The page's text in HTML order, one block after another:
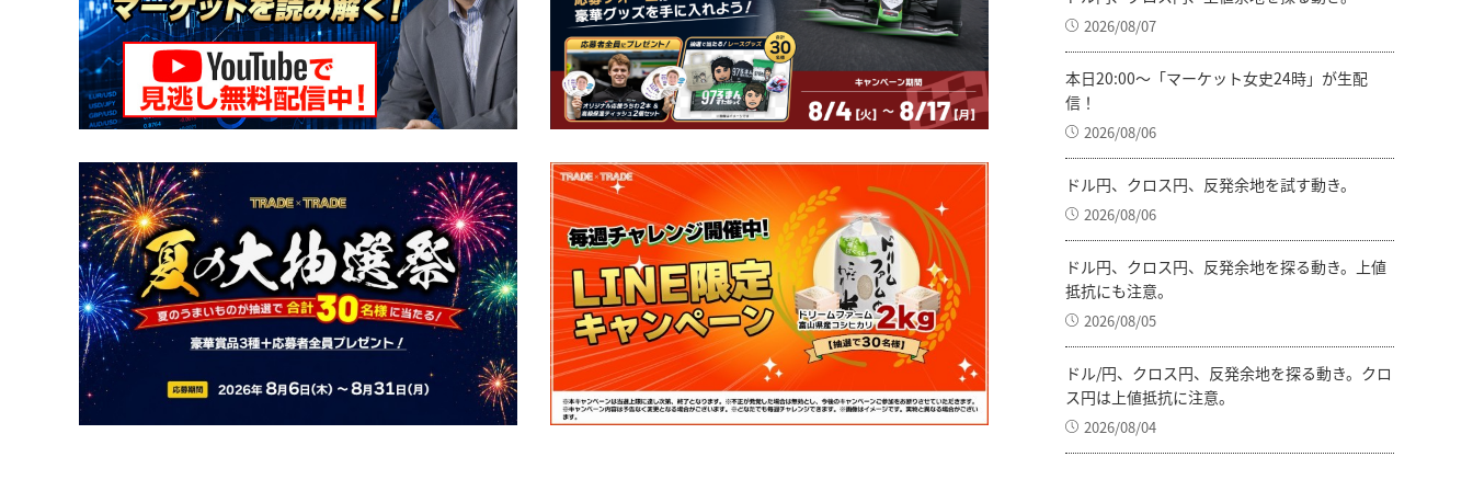
2026/08/07
本日20:00～「マーケット女史24時」が生配
信！
2026/08/06
ドル円、クロス円、反発余地を試す動き。
2026/08/06
ドル円、クロス円、反発余地を探る動き。上値
抵抗にも注意。
2026/08/05
ドル/円、クロス円、反発余地を探る動き。クロ
ス円は上値抵抗に注意。
2026/08/04